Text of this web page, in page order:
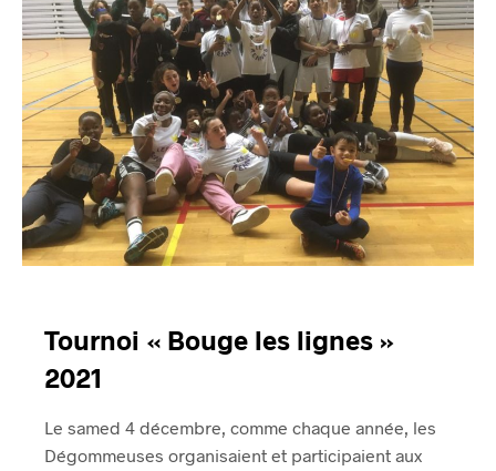
Tournoi « Bouge les lignes »
2021
Le samed 4 décembre, comme chaque année, les
Dégommeuses organisaient et participaient aux